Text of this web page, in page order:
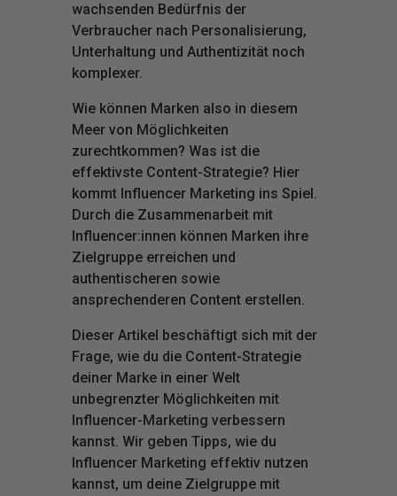
wachsenden Bedürfnis der
Verbraucher nach Personalisierung,
Unterhaltung und Authentizität noch
komplexer.
Wie können Marken also in diesem
Meer von Möglichkeiten
zurechtkommen? Was ist die
effektivste Content-Strategie? Hier
kommt Influencer Marketing ins Spiel.
Durch die Zusammenarbeit mit
Influencer:innen können Marken ihre
Zielgruppe erreichen und
authentischeren sowie
ansprechenderen Content erstellen.
Dieser Artikel beschäftigt sich mit der
Frage, wie du die Content-Strategie
deiner Marke in einer Welt
unbegrenzter Möglichkeiten mit
Influencer-Marketing verbessern
kannst. Wir geben Tipps, wie du
Influencer Marketing effektiv nutzen
kannst, um deine Zielgruppe mit